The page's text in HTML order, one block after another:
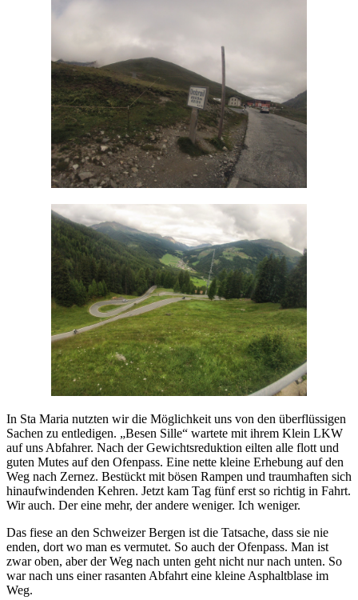
In Sta Maria nutzten wir die Möglichkeit uns von den überflüssigen
Sachen zu entledigen. „Besen Sille“ wartete mit ihrem Klein LKW
auf uns Abfahrer. Nach der Gewichtsreduktion eilten alle flott und
guten Mutes auf den Ofenpass. Eine nette kleine Erhebung auf den
Weg nach Zernez. Bestückt mit bösen Rampen und traumhaften sich
hinaufwindenden Kehren. Jetzt kam Tag fünf erst so richtig in Fahrt.
Wir auch. Der eine mehr, der andere weniger. Ich weniger.
Das fiese an den Schweizer Bergen ist die Tatsache, dass sie nie
enden, dort wo man es vermutet. So auch der Ofenpass. Man ist
zwar oben, aber der Weg nach unten geht nicht nur nach unten. So
war nach uns einer rasanten Abfahrt eine kleine Asphaltblase im
Weg.